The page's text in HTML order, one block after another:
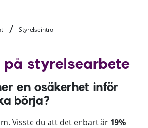
/ Styrelseintro
på styrelsearbete
en osäkerhet inför
börja?
Visste du att det enbart är 19%